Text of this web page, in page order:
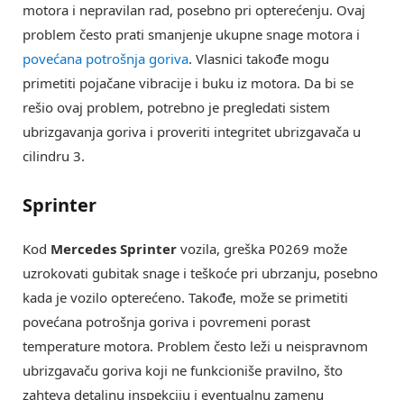
motora i nepravilan rad, posebno pri opterećenju. Ovaj
problem često prati smanjenje ukupne snage motora i
povećana potrošnja goriva. Vlasnici takođe mogu
primetiti pojačane vibracije i buku iz motora. Da bi se
rešio ovaj problem, potrebno je pregledati sistem
ubrizgavanja goriva i proveriti integritet ubrizgavača u
cilindru 3.
Sprinter
Kod Mercedes Sprinter vozila, greška P0269 može
uzrokovati gubitak snage i teškoće pri ubrzanju, posebno
kada je vozilo opterećeno. Takođe, može se primetiti
povećana potrošnja goriva i povremeni porast
temperature motora. Problem često leži u neispravnom
ubrizgavaču goriva koji ne funkcioniše pravilno, što
zahteva detaljnu inspekciju i eventualnu zamenu